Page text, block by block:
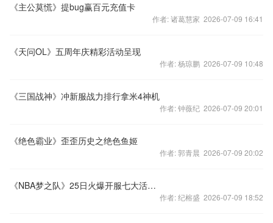
《主公莫慌》提bug赢百元充值卡
作者: 诸葛慧家 2026-07-09 16:41
《天问OL》五周年庆精彩活动呈现
作者: 杨琼鹏 2026-07-09 10:48
《三国战神》冲新服战力排行拿米4神机
作者: 钟薇纪 2026-07-09 20:01
《绝色霸业》歪歪历史之绝色鱼姬
作者: 郭青晨 2026-07-09 20:02
《NBA梦之队》25日火爆开服七大活动贺新区
作者: 纪榕盛 2026-07-09 18:52